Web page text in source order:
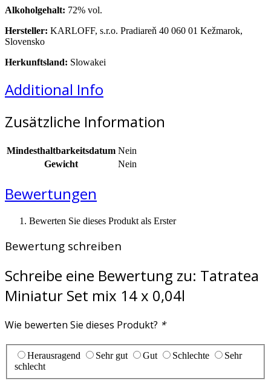
Alkoholgehalt: 72% vol.
Hersteller: KARLOFF, s.r.o. Pradiareň 40 060 01 Kežmarok,
Slovensko
Herkunftsland: Slowakei
Additional Info
Zusätzliche Information
Mindesthaltbarkeitsdatum Nein
Gewicht
Nein
Bewertungen
Bewerten Sie dieses Produkt als Erster
Bewertung schreiben
Schreibe eine Bewertung zu: Tatratea
Miniatur Set mix 14 x 0,04l
Wie bewerten Sie dieses Produkt? *
Herausragend Sehr gut Gut Schlechte
Sehr
schlecht